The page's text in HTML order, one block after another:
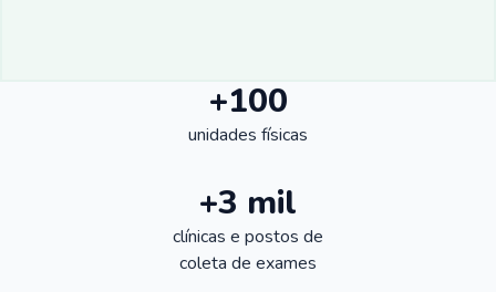
+100
unidades físicas
+3 mil
clínicas e postos de
coleta de exames